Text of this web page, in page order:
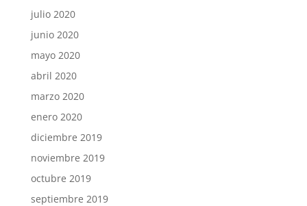
julio 2020
junio 2020
mayo 2020
abril 2020
marzo 2020
enero 2020
diciembre 2019
noviembre 2019
octubre 2019
septiembre 2019